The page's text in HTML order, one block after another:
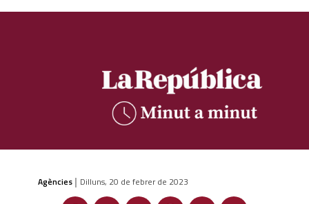
Agències | Dilluns, 20 de febrer de 2023